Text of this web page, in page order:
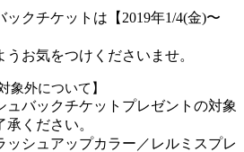
クチケットは【2019年1/4(金)〜
お気をつけくださいませ。
象外について】
ュバックチケットプレゼントの対象
ください。
ッシュアップカラー／レルミスプレ